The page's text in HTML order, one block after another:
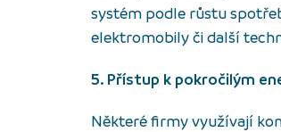
systém podle růstu
elektromobily či další
5. Přístup k pokročilým
Některé firmy využívají